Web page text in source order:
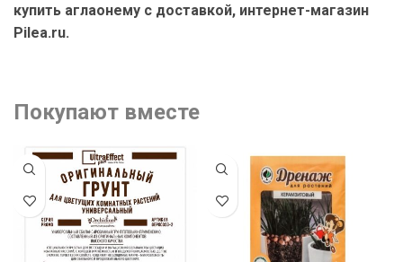
купить аглаонему с доставкой, интернет-магазин
Pilea.ru.
Покупают вместе